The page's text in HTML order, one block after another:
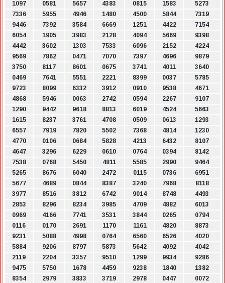
1097 0581 5657 4383 0815 1583
5273
7336
5955 4946 1480 4500 5844
7319
9446
7392 3584 6669 1251 4422
7154
6054
1905 3983 2128 4094 5669
9398
4442
3602 1303 7533 6096 2152
4224
9569
7862 0471 7070 7397 4696
9879
3750
8117 8601 0675 3741 4011
3640
0469
7641 5551 2221 8399 0037
5785
9723
8099 6332 3912 0910 9538
4671
4868
5946 0063 2742 0594 2267
9107
1290
9442 9618 8813 6019 4524
5663
1615
8237 3761 4708 0509 0613
1293
6557
7919 7820 5502 7368 4814
1230
4770
0106 0684 5828 4213 6432
8107
4647
3296 6229 0610 0764 0394
8142
7538
0768 5450 4811 5585 2990
9464
5265
8676 6040 2472 0115 0736
6951
5677
4689 0844 8387 3240 7968
8118
3977
8516 3812 6742 9014 8748
4493
2853
8296 8234 3985 4709 4882
6013
0969
4166 7741 3531 3844 0265
0794
0116
0170 2691 1170 1161 4820
8873
9231
5088 4998 0764 6560 6526
4020
5884
9206 8797 5873 5642 4092
4042
2119
2204 3357 9510 1299 9934
9286
9475
5750 1678 4459 9238 1840
1382
8354
2979 3833 3719 2978 0447
0072